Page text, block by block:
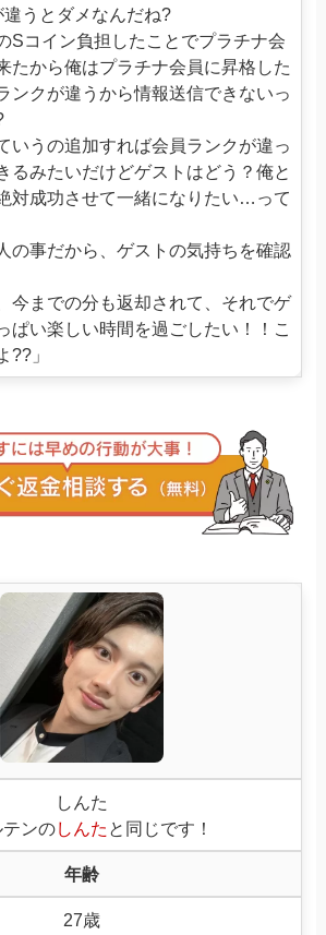
うとダメなんだね?
Sコイン負担したことでプラチナ会
たから俺はプラチナ会員に昇格した
ンクが違うから情報送信できないっ
いうの追加すれば会員ランクが違っ
るみたいだけどゲストはどう？俺と
対成功させて一緒になりたい…って
の事だから、ゲストの気持ちを確認
今までの分も返却されて、それでゲ
ぱい楽しい時間を過ごしたい！！こ
??」
しんた
ンのしんた と同じです！
年齢
27歳